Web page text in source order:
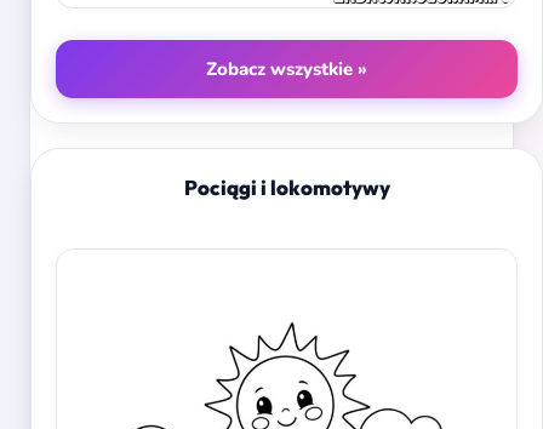
Zobacz wszystkie »
Pociągi i lokomotywy